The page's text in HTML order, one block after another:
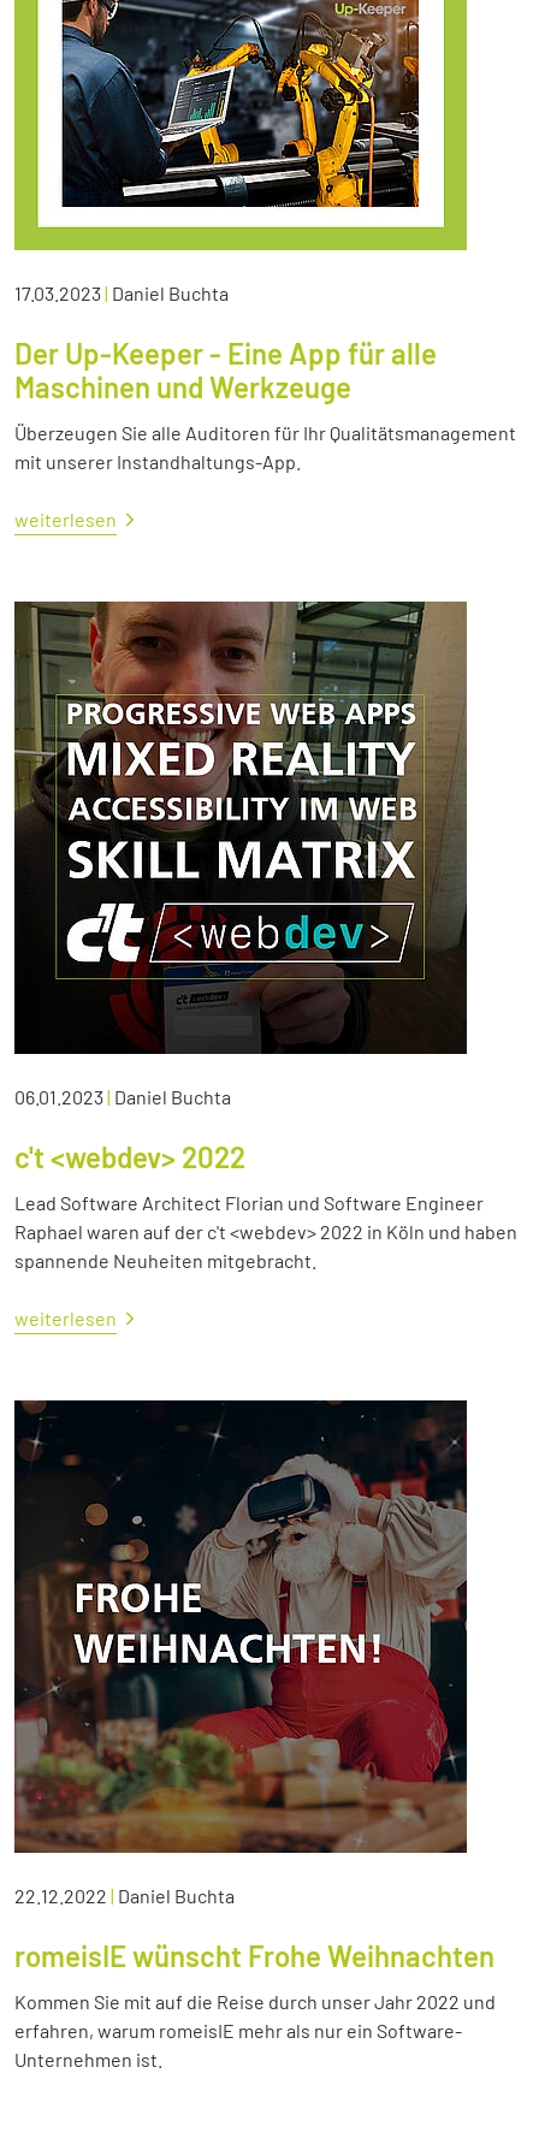
17.03.2023| Daniel Buchta
Der Up-Keeper - Eine App für alle
Maschinen und Werkzeuge
Überzeugen Sie alle Auditoren für Ihr Qualitätsmanagement
mit unserer Instandhaltungs-App.
weiterlesen
06.01.2023| Daniel Buchta
c't <webdev> 2022
Lead Software Architect Florian und Software Engineer
Raphael waren auf der c't <webdev> 2022 in Köln und haben
spannende Neuheiten mitgebracht.
weiterlesen
22.12.2022 | Daniel Buchta
romeisIE wünscht Frohe Weihnachten
Kommen Sie mit auf die Reise durch unser Jahr 2022 und
erfahren, warum romeisIE mehr als nur ein Software-
Unternehmen ist.